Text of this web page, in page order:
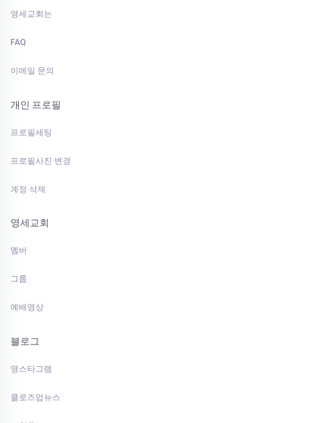
영세교회는
FAQ
이메일 문의
개인 프로필
프로필세팅
프로필사진 변경
계정 삭제
영세교회
멤버
그룹
예배영상
블로그
영스타그램
클로즈업뉴스